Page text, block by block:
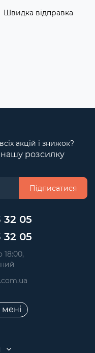
Швидка відправка
акцій і знижок?
розсилку
Підписатися
32 05
32 05